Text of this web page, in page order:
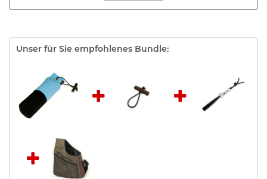
Unser für Sie empfohlenes Bundle: